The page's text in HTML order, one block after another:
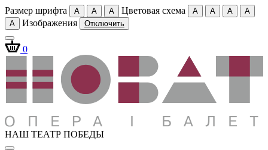
Размер шрифта A A A Цветовая схема A A A
A
A
Изображения Отключить
0
НАШ ТЕАТР ПОБЕДЫ